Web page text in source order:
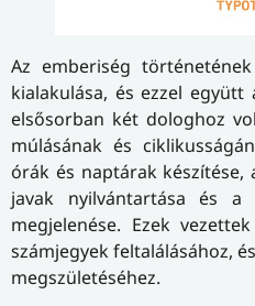
Az emberiség
kialakulása, és ezzel
elsősorban két dologhoz
múlásának és
órák és naptárak
javak nyilvántartása és a
megjelenése. Ezek
számjegyek feltalálásához,
megszületéséhez.